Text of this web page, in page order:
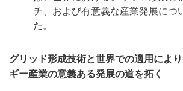
チ、および有意義な産業発展につ
た。
グリッド形成技術と世界での適用によ
ギー産業の意義ある発展の道を拓く